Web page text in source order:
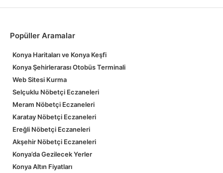
Popüller Aramalar
Konya Haritaları ve Konya Keşfi
Konya Şehirlerarası Otobüs Terminali
Web Sitesi Kurma
Selçuklu Nöbetçi Eczaneleri
Meram Nöbetçi Eczaneleri
Karatay Nöbetçi Eczaneleri
Ereğli Nöbetçi Eczaneleri
Akşehir Nöbetçi Eczaneleri
Konya’da Gezilecek Yerler
Konya Altın Fiyatları